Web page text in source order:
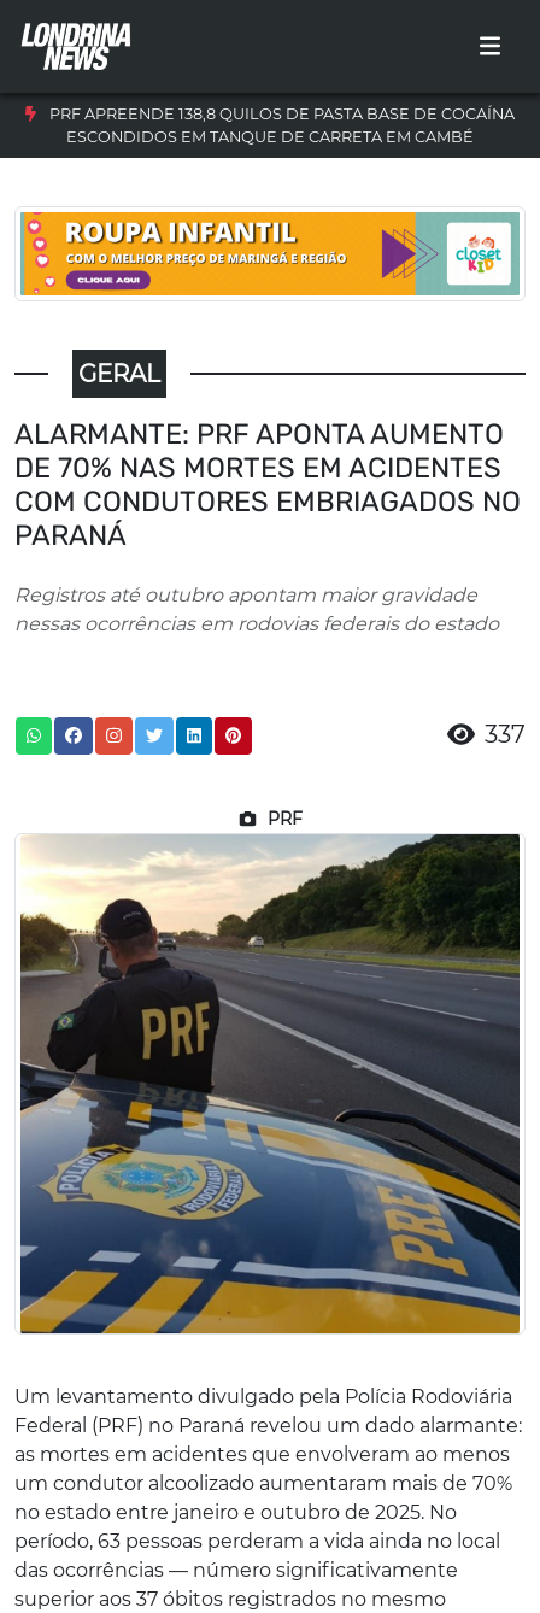
PRF APREENDE 138,8 QUILOS DE PASTA BASE DE COCAÍNA
ESCONDIDOS EM TANQUE DE CARRETA EM CAMBÉ
GERAL
ALARMANTE: PRF APONTA AUMENTO
DE 70% NAS MORTES EM ACIDENTES
COM CONDUTORES EMBRIAGADOS NO
PARANÁ
Registros até outubro apontam maior gravidade
nessas ocorrências em rodovias federais do estado
337
PRF
Um levantamento divulgado pela Polícia Rodoviária
Federal (PRF) no Paraná revelou um dado alarmante:
as mortes em acidentes que envolveram ao menos
um condutor alcoolizado aumentaram mais de 70%
no estado entre janeiro e outubro de 2025. No
período, 63 pessoas perderam a vida ainda no local
das ocorrências — número significativamente
superior aos 37 óbitos registrados no mesmo